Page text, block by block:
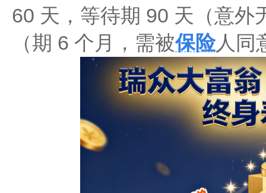
60 天，等待期 90 天（意外
（期 6 个月，需被保险人同